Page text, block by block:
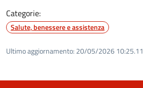
Categorie:
Salute, benessere e assistenza
Ultimo aggiornamento: 20/05/2026 10:25.11